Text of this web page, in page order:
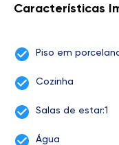
Características
Piso em
Cozinha
Salas de estar:1
Água